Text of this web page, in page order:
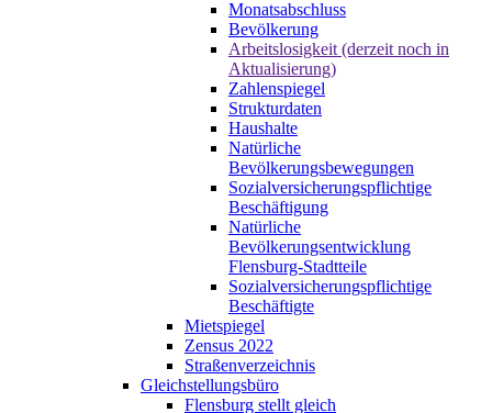
Monatsabschluss
Bevölkerung
Arbeitslosigkeit (derzeit noch in
Aktualisierung)
Zahlenspiegel
Strukturdaten
Haushalte
Natürliche
Bevölkerungsbewegungen
Sozialversicherungspflichtige
Beschäftigung
Natürliche
Bevölkerungsentwicklung
Flensburg-Stadtteile
Sozialversicherungspflichtige
Beschäftigte
Mietspiegel
Zensus 2022
Straßenverzeichnis
Gleichstellungsbüro
Flensburg stellt gleich